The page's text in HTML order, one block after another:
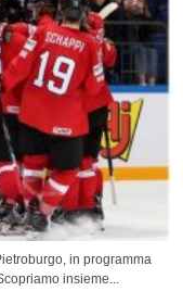
in programma
insieme...